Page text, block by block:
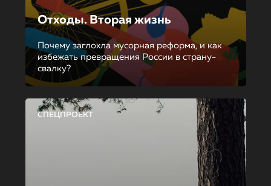
Отходы. Вторая жизнь
Почему заглохла мусорная реформа, и как
избежать превращения России в страну-
свалку?
СПЕЦПРОЕКТ